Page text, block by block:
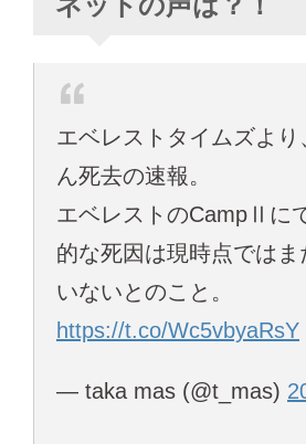
エベレストタイムズより
ん死去の速報。
エベレストのCampⅡに
的な死因は現時点ではま
いないとのこと。
https://t.co/Wc5vbyaRsY
— taka mas (@t_mas)